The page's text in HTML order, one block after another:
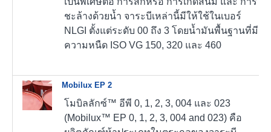
ชะล้างด้วยน้ำ จาระบีเหล่านี้มีให้ใช้ในเบอร์
NLGI ตั้งแต่ระดับ 00 ถึง 3 โดยน้ำมันพื้นฐานที่มี
ความหนืด ISO VG 150, 320 และ 460
Mobilux EP 2
โมบิลลักซ์™ อีพี 0, 1, 2, 3, 004 และ 023
(Mobilux™ EP 0, 1, 2, 3, 004 and 023) คือ